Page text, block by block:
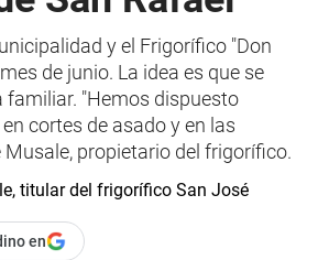
y el Frigorífico "Don
de junio. La idea es que se
familiar. "Hemos dispuesto
cortes de asado y en las
Musale, propietario del frigorífico.
en